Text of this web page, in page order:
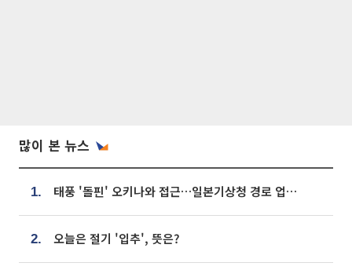
많이 본 뉴스
1. 태풍 '돌핀' 오키나와 접근…일본기상청 경로 업데이트
2. 오늘은 절기 '입추', 뜻은?